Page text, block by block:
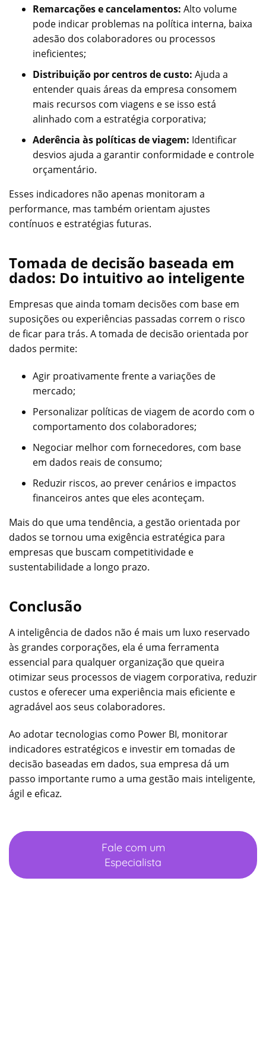
Remarcações e cancelamentos: Alto volume
pode indicar problemas na política interna, baixa
adesão dos colaboradores ou processos
ineficientes;
Distribuição por centros de custo: Ajuda a
entender quais áreas da empresa consomem
mais recursos com viagens e se isso está
alinhado com a estratégia corporativa;
Aderência às políticas de viagem: Identificar
desvios ajuda a garantir conformidade e controle
orçamentário.
Esses indicadores não apenas monitoram a
performance, mas também orientam ajustes
contínuos e estratégias futuras.
Tomada de decisão baseada em
dados: Do intuitivo ao inteligente
Empresas que ainda tomam decisões com base em
suposições ou experiências passadas correm o risco
de ficar para trás. A tomada de decisão orientada por
dados permite:
Agir proativamente frente a variações de
mercado;
Personalizar políticas de viagem de acordo com o
comportamento dos colaboradores;
Negociar melhor com fornecedores, com base
em dados reais de consumo;
Reduzir riscos, ao prever cenários e impactos
financeiros antes que eles aconteçam.
Mais do que uma tendência, a gestão orientada por
dados se tornou uma exigência estratégica para
empresas que buscam competitividade e
sustentabilidade a longo prazo.
Conclusão
A inteligência de dados não é mais um luxo reservado
às grandes corporações, ela é uma ferramenta
essencial para qualquer organização que queira
otimizar seus processos de viagem corporativa, reduzir
custos e oferecer uma experiência mais eficiente e
agradável aos seus colaboradores.
Ao adotar tecnologias como Power BI, monitorar
indicadores estratégicos e investir em tomadas de
decisão baseadas em dados, sua empresa dá um
passo importante rumo a uma gestão mais inteligente,
ágil e eficaz.
Fale com um
Especialista